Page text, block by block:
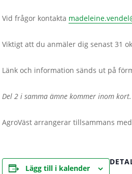
Vid frågor kontakta
Viktigt att du anmäler dig senast 31
Länk och information sänds ut på
Del 2 i samma ämne kommer inom kort.
AgroVäst arrangerar tillsammans
Lägg till i kalender